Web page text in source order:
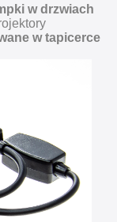
w drzwiach
w tapicerce